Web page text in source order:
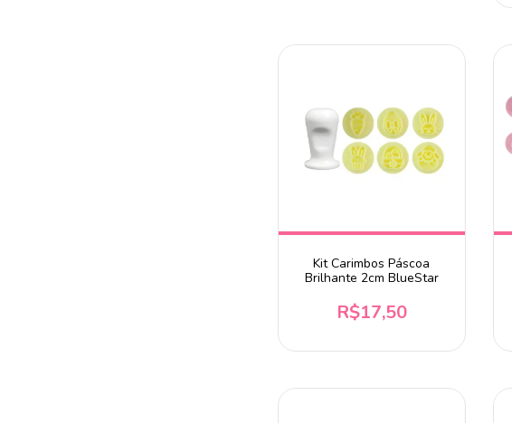
Kit Carimbos Páscoa
Brilhante 2cm BlueStar
R$17,50